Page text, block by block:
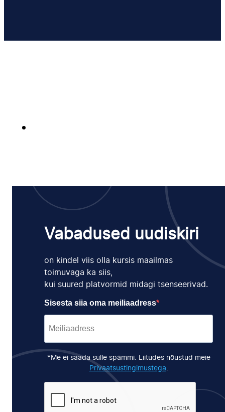
Vabadused uudiskiri
on kindel viis olla kursis maailmas
toimuvaga ka siis,
kui suured platvormid midagi tsenseerivad.
Sisesta siia oma meiliaadress
*Me ei saada sulle spämmi. Liitudes nõustud meie
Privaatsustingimustega.